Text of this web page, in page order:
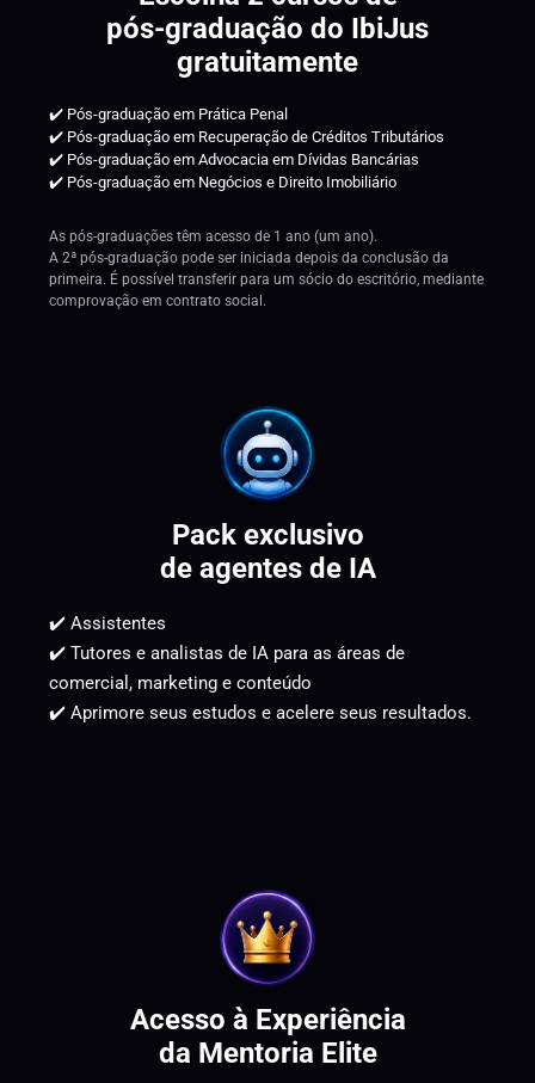
pós-graduação do IbiJus
gratuitamente
✔️ Pós-graduação em Prática Penal
✔️ Pós-graduação em Recuperação de Créditos Tributários
✔️ Pós-graduação em Advocacia em Dívidas Bancárias
✔️ Pós-graduação em Negócios e Direito Imobiliário
As pós-graduações têm acesso de 1 ano (um ano).
A 2ª pós-graduação pode ser iniciada depois da conclusão da
primeira. É possível transferir para um sócio do escritório, mediante
comprovação em contrato social.
Pack exclusivo
de agentes de IA
✔️ Assistentes
✔️ Tutores e analistas de IA para as áreas de
comercial, marketing e conteúdo
✔️ Aprimore seus estudos e acelere seus resultados.
Acesso à Experiência
da Mentoria Elite